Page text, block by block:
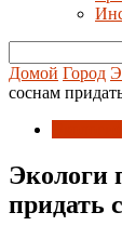
Домой Город
соснам
Экологи
придать